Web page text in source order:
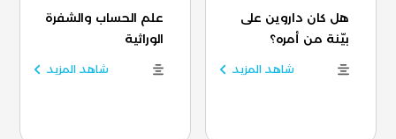
هل كان داروين على
بيّنة من أمره؟
شاهد المزيد
علم الحساب والشفرة
الوراثية
شاهد المزيد